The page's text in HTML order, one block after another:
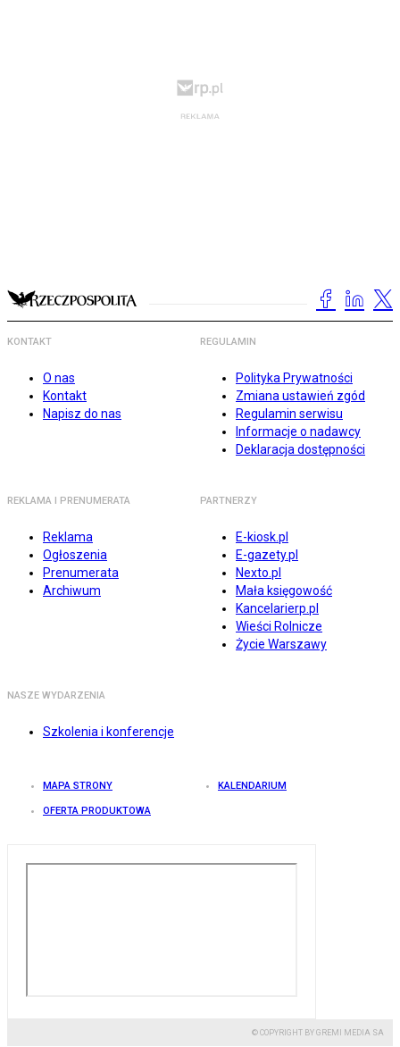
KONTAKT
O nas
Kontakt
Napisz do nas
REGULAMIN
Polityka Prywatności
Zmiana ustawień zgód
Regulamin serwisu
Informacje o nadawcy
Deklaracja dostępności
REKLAMA I PRENUMERATA
Reklama
Ogłoszenia
Prenumerata
Archiwum
PARTNERZY
E-kiosk.pl
E-gazety.pl
Nexto.pl
Mała księgowość
Kancelarierp.pl
Wieści Rolnicze
Życie Warszawy
NASZE WYDARZENIA
Szkolenia i konferencje
MAPA STRONY KALENDARIUM
OFERTA PRODUKTOWA
© COPYRIGHT BY GREMI MEDIA SA